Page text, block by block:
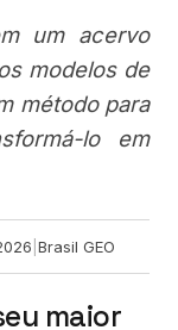
um acervo
modelos de
método para
lo em
Brasil GEO
maior